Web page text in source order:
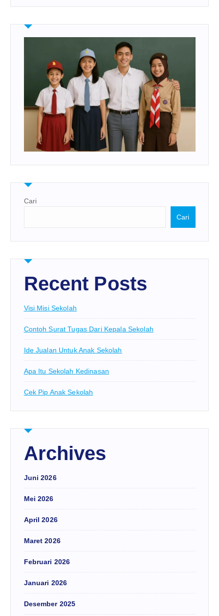
Cari
Cari
Recent Posts
Visi Misi Sekolah
Contoh Surat Tugas Dari Kepala Sekolah
Ide Jualan Untuk Anak Sekolah
Apa Itu Sekolah Kedinasan
Cek Pip Anak Sekolah
Archives
Juni 2026
Mei 2026
April 2026
Maret 2026
Februari 2026
Januari 2026
Desember 2025